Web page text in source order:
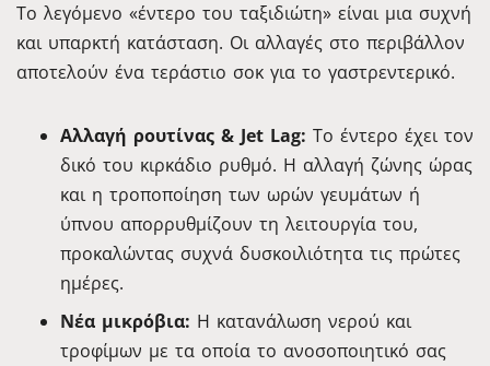
Το λεγόμενο «έντερο του ταξιδιώτη» είναι μια συχνή
και υπαρκτή κατάσταση. Οι αλλαγές στο περιβάλλον
αποτελούν ένα τεράστιο σοκ για το γαστρεντερικό.
Αλλαγή ρουτίνας & Jet Lag: Το έντερο έχει τον
δικό του κιρκάδιο ρυθμό. Η αλλαγή ζώνης ώρας
και η τροποποίηση των ωρών γευμάτων ή
ύπνου απορρυθμίζουν τη λειτουργία του,
προκαλώντας συχνά δυσκοιλιότητα τις πρώτες
ημέρες.
Νέα μικρόβια: Η κατανάλωση νερού και
τροφίμων με τα οποία το ανοσοποιητικό σας